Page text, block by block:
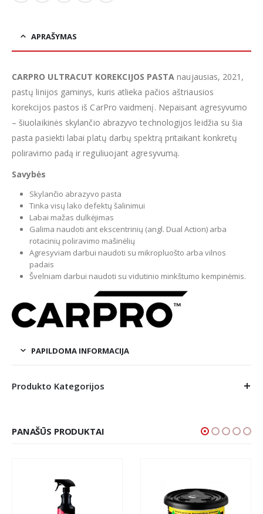
APRAŠYMAS
CARPRO ULTRACUT KOREKCIJOS PASTA naujausias, 2021,
pastų linijos gaminys, kuris atlieka pačios aštriausios
korekcijos pastos iš CarPro vaidmenį. Nepaisant agresyvumo
– šiuolaikinės skylančio abrazyvo technologijos leidžia su šia
pasta pasiekti labai platų darbų spektrą pritaikant konkretų
poliravimo padą ir reguliuojant agresyvumą.
Savybės
Skylančio abrazyvo pasta
Tinka visų lako defektų šalinimui
Labai mažas dulkėjimas
Galima naudoti ant ekscentrinių (angl. Dual Action) arba
rotacinių poliravimo mašinėlių
Agresyviam darbui naudoti su mikropluošto arba vilnos
padais
Švelniam darbui naudoti su vidutinio minkštumo kempinėmis.
PAPILDOMA INFORMACIJA
Produkto Kategorijos
PANAŠŪS PRODUKTAI